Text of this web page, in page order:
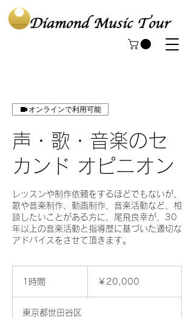
オンラインで利用可能
声・歌・音楽のセ
カンド オピニオン
レッスンや制作依頼をするほどでもないが、
歌や音楽制作、動画制作、音楽活動など、相
談したいことがある方に、尾飛良幸が、30
年以上の音楽活動と指導歴に基づいた適切な
アドバイスをさせて頂きます。
1時間 ￥20,000
東京都世田谷区